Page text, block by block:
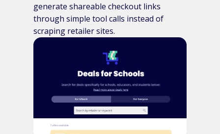
generate shareable checkout links
through simple tool calls instead of
scraping retailer sites.